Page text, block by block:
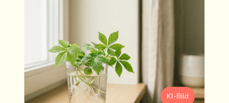
KI-Bild